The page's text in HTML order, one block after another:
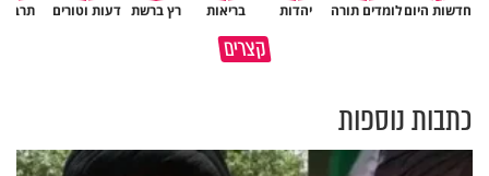
חדשות היוםלומדים תורה יהדות בריאות רץ ברשת דעות וטורים
קצרים
באיזה ארץ לומדים יותר גמרא
כתבות נוספות